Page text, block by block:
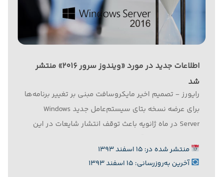
اطلاعات جدید در مورد «ویندوز سرور ۲۰۱۶» منتشر
شد
رایورز - تصمیم اخیر مایکروسافت مبنی بر تغییر برنامه‌ها
برای عرضه نسخه بتای سیستم‌عامل جدید Windows
Server در ماه ژانویه باعث توقف انتشار شایعات در این
بیشتری را در مورد این نسخه از سیستم‌عامل
مایکروسافت مخصوص...
منتشر شده در: ۱۵ اسفند ۱۳۹۳
آخرین به‌روزرسانی: ۱۵ اسفند ۱۳۹۳